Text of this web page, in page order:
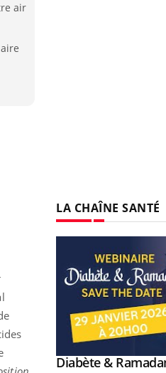
air
LA CHAÎNE SANTÉ
: se Youtube
Diabète &